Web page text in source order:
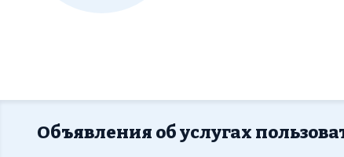
Объявления об услугах